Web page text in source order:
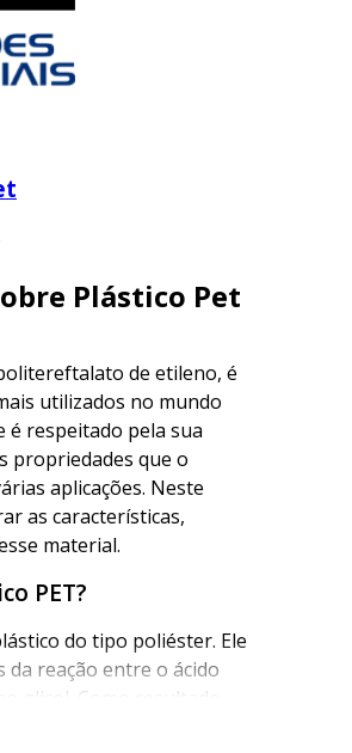
Plástico Pet
de etileno, é
utilizados no mundo
é respeitado pela sua
propriedades que o
aplicações. Neste
as características,
material.
PET?
do tipo poliéster. Ele
reação entre o ácido
glicol. Como resultado,
que apresenta